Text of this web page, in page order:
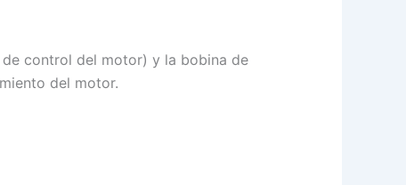
control del motor) y la bobina de
del motor.